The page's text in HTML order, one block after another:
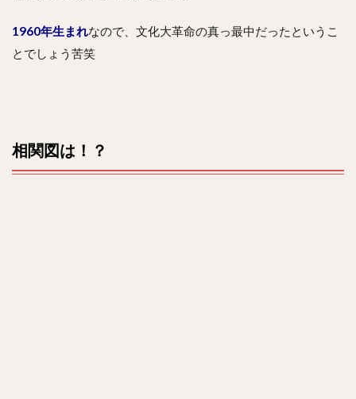
1960年生まれなので、文化大革命の真っ最中だったというこ
とでしょう苦笑
相関図は！？